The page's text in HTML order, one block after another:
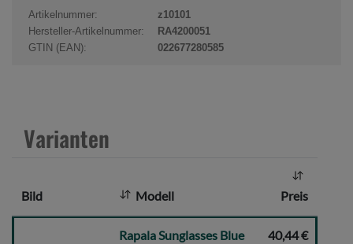
d
u
k
a
:
Artikelnummer:
z10101
Hersteller-Artikelnummer:
RA4200051
GTIN (EAN):
022677280585
Varianten
Bild Modell Preis
Rapala Sunglasses Blue
40,44 €